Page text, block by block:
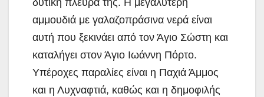
δυτική πλευρά της. Η μεγαλύτερη
αμμουδιά με γαλαζοπράσινα νερά είναι
αυτή που ξεκινάει από τον Άγιο Σώστη και
καταλήγει στον Άγιο Ιωάννη Πόρτο.
Υπέροχες παραλίες είναι η Παχιά Άμμος
και η Λυχναφτιά, καθώς και η δημοφιλής